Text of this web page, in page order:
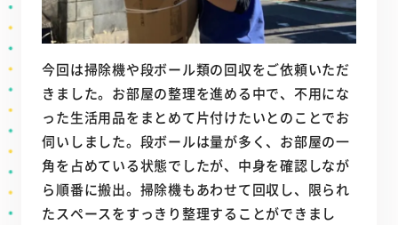
今回は掃除機や段ボール類の回収をご依頼いただ
きました。お部屋の整理を進める中で、不用にな
った生活用品をまとめて片付けたいとのことでお
伺いしました。段ボールは量が多く、お部屋の一
角を占めている状態でしたが、中身を確認しなが
ら順番に搬出。掃除機もあわせて回収し、限られ
たスペースをすっきり整理することができまし